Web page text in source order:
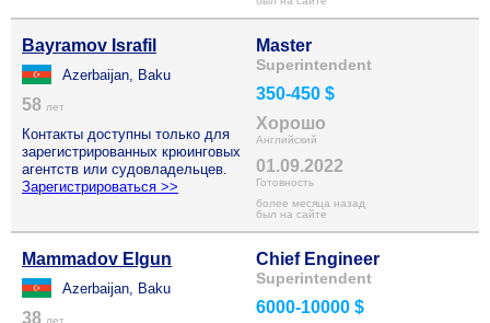
Bayramov Israfil
Azerbaijan, Baku
58 лет
Контакты доступны только для
зарегистрированных крюинговых
агентств или судовладельцев.
Зарегистрироваться >>
Master
Superintendent
350-450 $
Хорошо
Английский
01.09.2022
Готовность
более месяца назад
был на сайте
Mammadov Elgun
Azerbaijan, Baku
38 лет
Chief Engineer
Superintendent
6000-10000 $